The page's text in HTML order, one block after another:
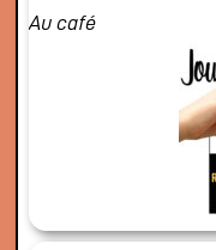
Au café